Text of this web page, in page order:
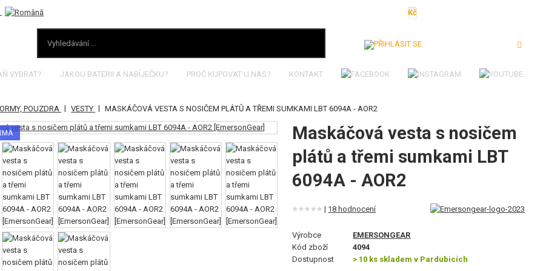
Kč
VYBRAT? JAKOU BATERII A NABÍJEČKU? PROČ KUPOVAT U NÁS? KONTAKT
POUZDRA | VESTY | MASKÁČOVÁ VESTA S NOSIČEM PLÁTŮ A TŘEMI SUMKAMI LBT 6094A - AOR2
Maskáčová vesta s nosičem
plátů a třemi sumkami LBT
6094A - AOR2
| 18 hodnocení
Výrobce
EMERSONGEAR
Kód zboží
4094
Dostupnost
> 10 ks skladem v Pardubicích